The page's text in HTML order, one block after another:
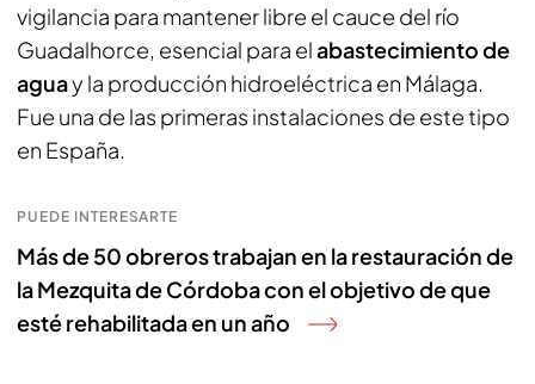
vigilancia para mantener libre el cauce del río
Guadalhorce, esencial para elabastecimiento de
aguay la producción hidroeléctrica en Málaga.
Fue una de las primeras instalaciones de este tipo
en España.
PUEDE INTERESARTE
Más de 50 obreros trabajan en la restauración de
la Mezquita de Córdoba con el objetivo de que
esté rehabilitada en un año